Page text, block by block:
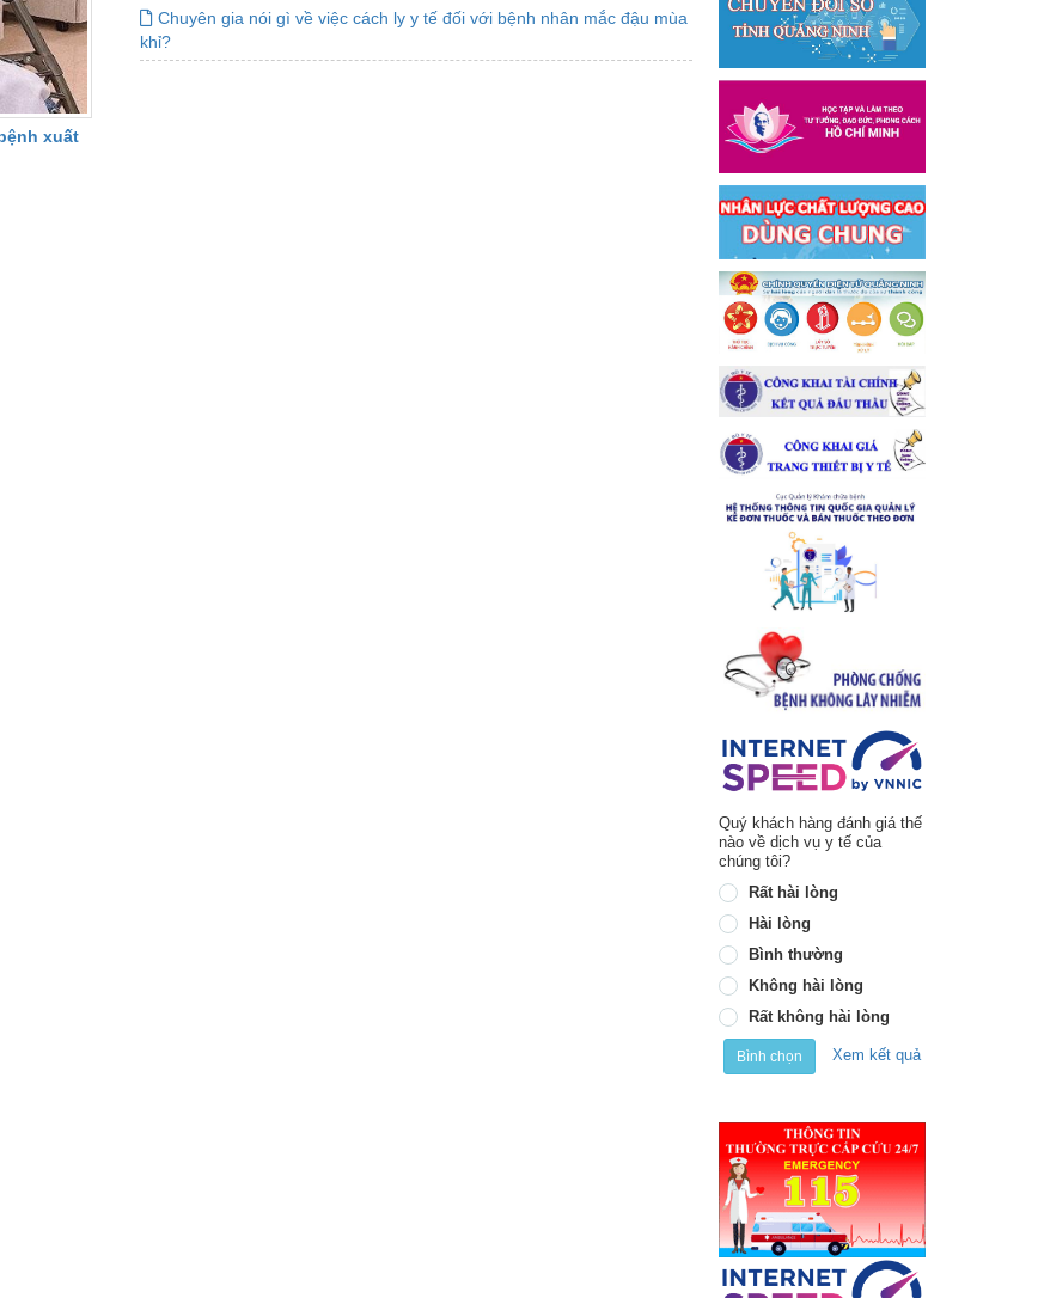
xuất
Chuyên gia nói gì về việc cách ly y tế đối với bệnh nhân mắc đậu mùa
khỉ?
Quý khách hàng đánh giá thế
nào về dịch vụ y tế của
chúng tôi?
Rất hài lòng
Hài lòng
Bình thường
Không hài lòng
Rất không hài lòng
Bình chọn Xem kết quả